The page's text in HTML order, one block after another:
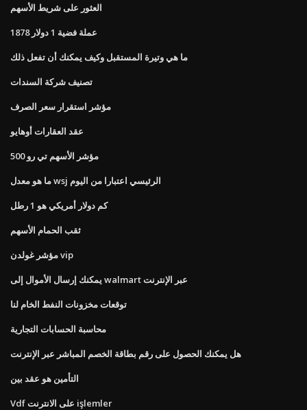
العثور على شريط الأسهم
1878 عملة فضية 1 دولار
ما هي وتيرة المستقبل وكيف يمكنك أن تفعل ذلك
تصنيف شركة السندات
مؤشر استقرار سعر الصرف
عقد العقارات أوهايو
مؤشر الأسهم تي رو 500
ما هو معدل wsj الرئيسي اعتبارا من اليوم
كم دولار أمريكي هو 1 رطل
ثقب الحمام الأسهم
مؤشر غولدن vip
يمكنك إرسال الأموال إلى walmart عبر الإنترنت
توقعات مخزونات النفط الخام لنا
محاسبة الحسابات التجارية
هل يمكنك الحصول على رقم بطاقة الخصم المباشر عبر الإنترنت
التأمين هو عقد بين
Vdf على الانترنت işlemler